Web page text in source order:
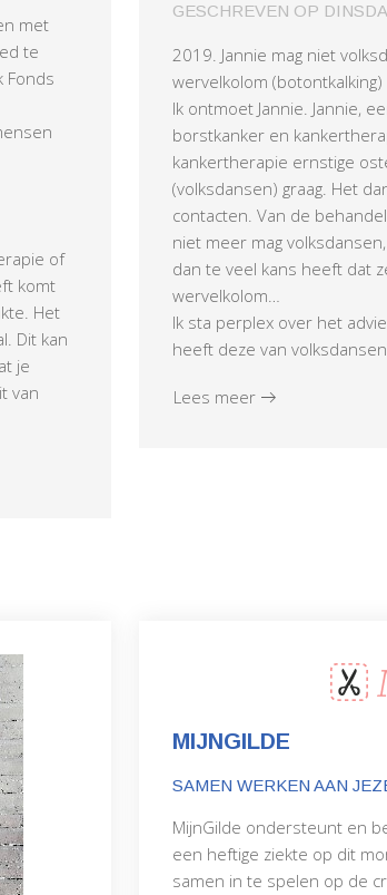
met
te
Fonds
of
komt
Het
Dit kan
je
van
GESCHREVEN OP
2019. Jannie mag niet
wervelkolom
Ik ontmoet Jannie. Jannie,
borstkanker en
kankertherapie ernstige
(volksdansen) graag. Het
contacten. Van de
niet meer mag
dan te veel kans heeft dat
wervelkolom…
Ik sta perplex over het
heeft deze van
Lees meer
MIJNGILDE
SAMEN WERKEN AAN
MijnGilde ondersteunt en
een heftige ziekte op dit
samen in te spelen op de